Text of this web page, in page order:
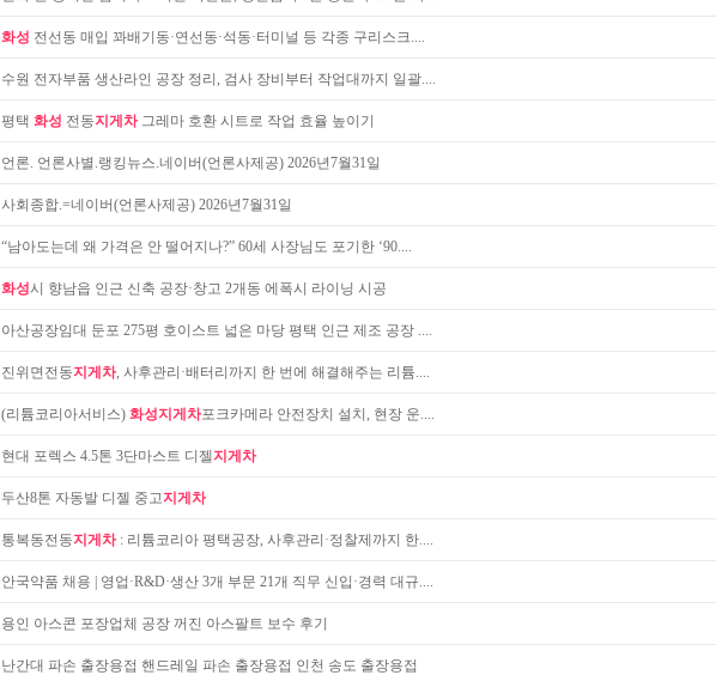
화성 전선동 매입 꽈배기동·연선동·석동·터미널 등 각종 구리스크....
수원 전자부품 생산라인 공장 정리, 검사 장비부터 작업대까지 일괄....
평택 화성 전동지게차그레마 호환 시트로 작업 효율 높이기
언론. 언론사별.랭킹뉴스.네이버(언론사제공) 2026년7월31일
사회종합.=네이버(언론사제공) 2026년7월31일
“남아도는데 왜 가격은 안 떨어지나?” 60세 사장님도 포기한 ‘90....
화성시 향남읍 인근 신축 공장·창고 2개동 에폭시 라이닝 시공
아산공장임대 둔포 275평 호이스트 넓은 마당 평택 인근 제조 공장 ....
진위면전동지게차, 사후관리·배터리까지 한 번에 해결해주는 리튬....
(리튬코리아서비스) 화성지게차포크카메라 안전장치 설치, 현장 운....
현대 포렉스 4.5톤 3단마스트 디젤지게차
두산8톤 자동발 디젤 중고지게차
통복동전동지게차: 리튬코리아 평택공장, 사후관리·정찰제까지 한....
안국약품 채용 | 영업·R&D·생산 3개 부문 21개 직무 신입·경력 대규....
용인 아스콘 포장업체 공장 꺼진 아스팔트 보수 후기
난간대 파손 출장용접 핸드레일 파손 출장용접 인천 송도 출장용접